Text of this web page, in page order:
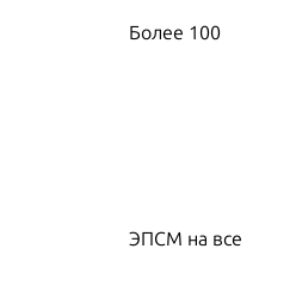
Более 100
ЭПСМ на все